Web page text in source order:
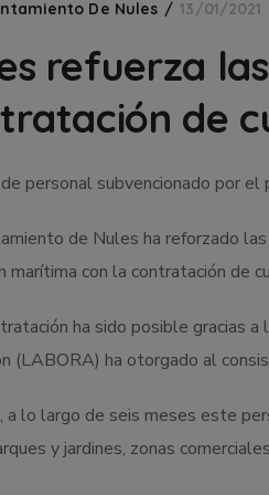
De Nules 13/01/2021
refuerza
de
personal subvencionado por el
de Nules ha reforzado
marítima con la contratación de
ha sido posible gracias
(LABORA) ha otorgado al
a lo largo de seis meses este
y jardines, zonas